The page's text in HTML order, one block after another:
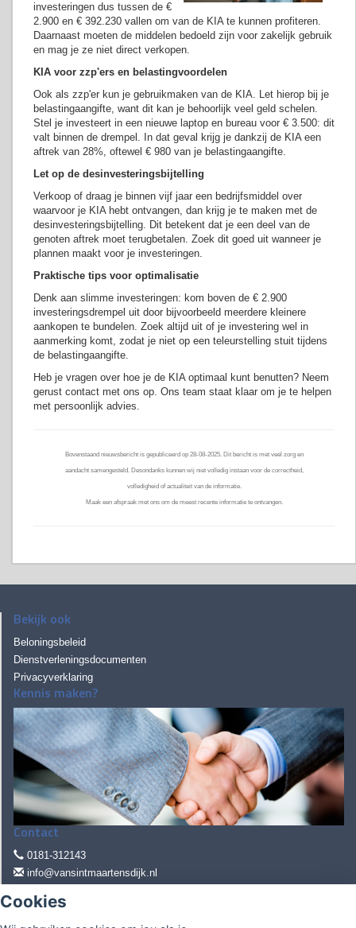
Cookies
investeringen dus tussen de €
2.900 en € 392.230 vallen om van de KIA te kunnen profiteren.
Daarnaast moeten de middelen bedoeld zijn voor zakelijk gebruik
en mag je ze niet direct verkopen.
KIA voor zzp'ers en belastingvoordelen
Ook als zzp'er kun je gebruikmaken van de KIA. Let hierop bij je
belastingaangifte, want dit kan je behoorlijk veel geld schelen.
Stel je investeert in een nieuwe laptop en bureau voor € 3.500: dit
valt binnen de drempel. In dat geval krijg je dankzij de KIA een
aftrek van 28%, oftewel € 980 van je belastingaangifte.
Let op de desinvesteringsbijtelling
Verkoop of draag je binnen vijf jaar een bedrijfsmiddel over
waarvoor je KIA hebt ontvangen, dan krijg je te maken met de
desinvesteringsbijtelling. Dit betekent dat je een deel van de
genoten aftrek moet terugbetalen. Zoek dit goed uit wanneer je
plannen maakt voor je investeringen.
Praktische tips voor optimalisatie
Denk aan slimme investeringen: kom boven de € 2.900
investeringsdrempel uit door bijvoorbeeld meerdere kleinere
aankopen te bundelen. Zoek altijd uit of je investering wel in
aanmerking komt, zodat je niet op een teleurstelling stuit tijdens
de belastingaangifte.
Heb je vragen over hoe je de KIA optimaal kunt benutten? Neem
gerust contact met ons op. Ons team staat klaar om je te helpen
met persoonlijk advies.
Bovenstaand nieuwsbericht is gepubliceerd op 28-08-2025. Dit bericht is met veel zorg en
aandacht samengesteld. Desondanks kunnen wij niet volledig instaan voor de correctheid,
volledigheid of actualiteit van de informatie.
Maak een afspraak met ons om de meest recente informatie te ontvangen.
Bekijk ook
Beloningsbeleid
Dienstverleningsdocumenten
Privacyverklaring
Kennis maken?
Contact
0181-312143
info@vansintmaartensdijk.nl